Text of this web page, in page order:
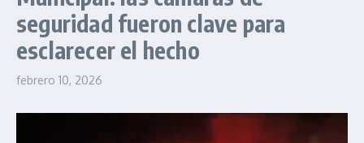
seguridad fueron clave para
esclarecer el hecho
febrero 10, 2026